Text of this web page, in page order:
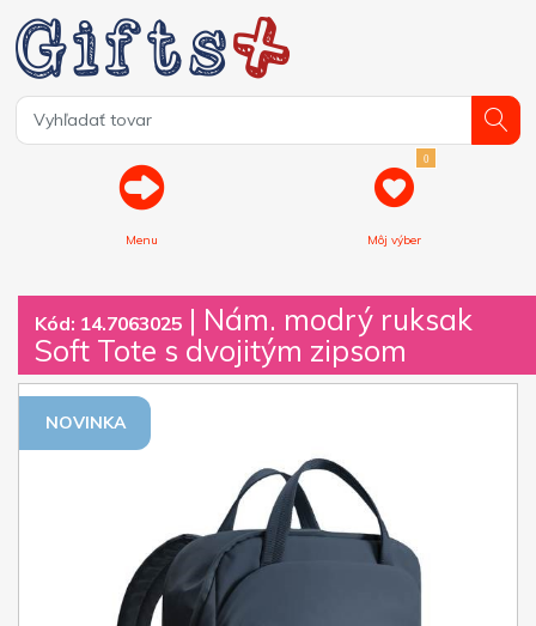
Menu
0
Môj výber
Kód: 14.7063025 | Nám. modrý ruksak
Soft Tote s dvojitým zipsom
NOVINKA